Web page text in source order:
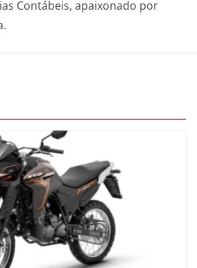
Contábeis, apaixonado por